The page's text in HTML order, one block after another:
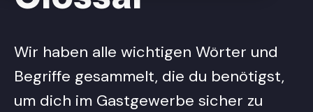
Wir haben alle wichtigen Wörter und
Begriffe gesammelt, die du benötigst,
um dich im Gastgewerbe sicher zu